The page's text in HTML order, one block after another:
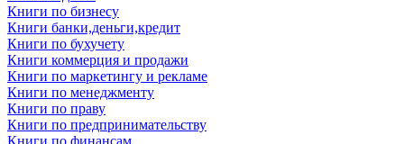
Книги по бизнесу
Книги банки,деньги,кредит
Книги по бухучету
Книги коммерция и продажи
Книги по маркетингу и рекламе
Книги по менеджменту
Книги по праву
Книги по предпринимательству
Книги по финансам